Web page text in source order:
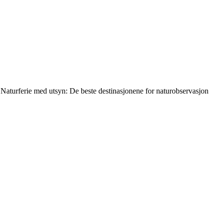
Naturferie med utsyn: De beste destinasjonene for naturobservasjon